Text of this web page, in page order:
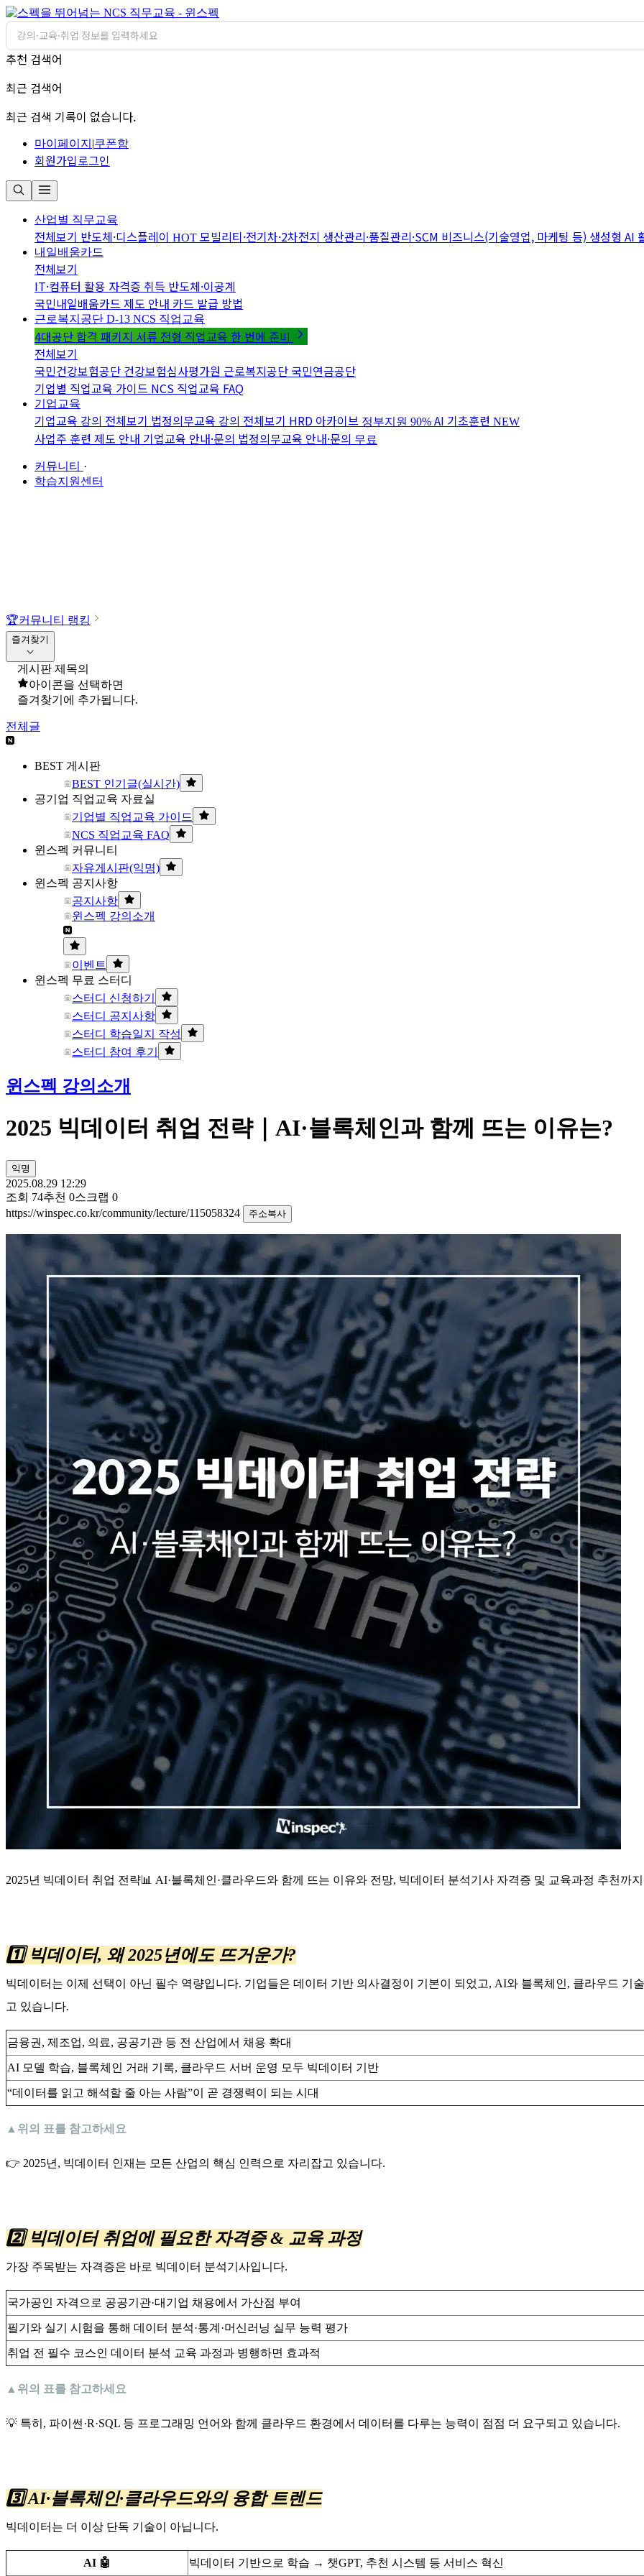
추천 검색어
최근 검색어
최근 검색 기록이 없습니다.
마이페이지 |쿠폰함
회원가입로그인
산업별 직무교육
전체보기 반도체·디스플레이 HOT 모빌리티·전기차·2차전지 생산관리·품질관리·SCM 비즈니스(기술영업, 마케팅 등) 생성형 AI
내일배움카드
전체보기
IT·컴퓨터 활용 자격증 취득 반도체·이공계
국민내일배움카드 제도 안내 카드 발급 방법
근로복지공단 D-13 NCS 직업교육
4대공단 합격 패키지 서류 전형 직업교육 한 번에 준비
전체보기
국민건강보험공단 건강보험심사평가원 근로복지공단 국민연금공단
기업별 직업교육 가이드 NCS 직업교육 FAQ
기업교육
기업교육 강의 전체보기 법정의무교육 강의 전체보기 HRD 아카이브 정부지원 90% AI 기초훈련 NEW
사업주 훈련 제도 안내 기업교육 안내·문의 법정의무교육 안내·문의 무료
커뮤니티 ·
학습지원센터
🏆커뮤니티 랭킹
즐겨찾기
게시판 제목의
아이콘을 선택하면
즐겨찾기에 추가됩니다.
전체글
BEST 게시판
BEST 인기글(실시간)
공기업 직업교육 자료실
기업별 직업교육 가이드
NCS 직업교육 FAQ
윈스펙 커뮤니티
자유게시판(익명)
윈스펙 공지사항
공지사항
윈스펙 강의소개
이벤트
윈스펙 무료 스터디
스터디 신청하기
스터디 공지사항
스터디 학습일지 작성
스터디 참여 후기
윈스펙 강의소개
2025 빅데이터 취업 전략｜AI·블록체인과 함께 뜨는 이유는?
익명
2025.08.29 12:29
조회 74추천 0스크랩 0
https://winspec.co.kr/community/lecture/115058324
주소복사
2025년 빅데이터 취업 전략📊 AI·블록체인·클라우드와 함께 뜨는 이유와 전망, 빅데이터 분석기사 자격증 및 교육과정 추천까
1️⃣ 빅데이터, 왜 2025년에도 뜨거운가?
빅데이터는 이제 선택이 아닌 필수 역량입니다. 기업들은 데이터 기반 의사결정이 기본이 되었고, AI와 블록체인, 클라우드 기
고 있습니다.
금융권, 제조업, 의료, 공공기관 등 전 산업에서 채용 확대
AI 모델 학습, 블록체인 거래 기록, 클라우드 서버 운영 모두 빅데이터 기반
“데이터를 읽고 해석할 줄 아는 사람”이 곧 경쟁력이 되는 시대
▲위의 표를 참고하세요
👉 2025년, 빅데이터 인재는 모든 산업의 핵심 인력으로 자리잡고 있습니다.
2️⃣ 빅데이터 취업에 필요한 자격증 & 교육 과정
가장 주목받는 자격증은 바로 빅데이터 분석기사입니다.
국가공인 자격으로 공공기관·대기업 채용에서 가산점 부여
필기와 실기 시험을 통해 데이터 분석·통계·머신러닝 실무 능력 평가
취업 전 필수 코스인 데이터 분석 교육 과정과 병행하면 효과적
▲위의 표를 참고하세요
💡 특히, 파이썬·R·SQL 등 프로그래밍 언어와 함께 클라우드 환경에서 데이터를 다루는 능력이 점점 더 요구되고 있습니다.
3️⃣ AI·블록체인·클라우드와의 융합 트렌드
빅데이터는 더 이상 단독 기술이 아닙니다.
AI 🤖 빅데이터 기반으로 학습 → 챗GPT, 추천 시스템 등 서비스 혁신